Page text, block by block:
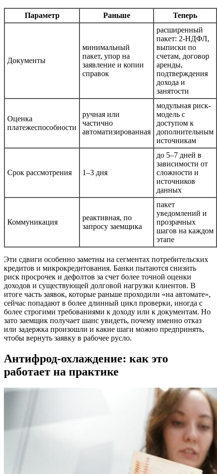
Параметр Раньше Теперь
Документы
минимальный
пакет, упор на
заявление и копии
справок
расширенный
пакет: 2-НДФЛ,
выписки по
счетам, договор
аренды,
подтверждения
дохода и
занятости
Оценка
платежеспособности
ручная или
частично
автоматизированная
модульная риск-
модель с
доступом к
дополнительным
источникам
Срок рассмотрения 1–3 дня
до 5–7 дней в
зависимости от
сложности и
источников
данных
Коммуникация
реактивная, по
запросу заемщика
пакет
уведомлений и
прозрачных
шагов на каждом
этапе
Эти сдвиги особенно заметны на сегментах потребительских
кредитов и микрокредитования. Банки пытаются снизить
риск просрочек и дефолтов за счет более точной оценки
доходов и существующей долговой нагрузки клиентов. В
итоге часть заявок, которые раньше проходили «на автомате»,
сейчас попадают в более длинный цикл проверки, иногда с
более строгими требованиями к доходу или к документам. Но
зато заемщик получает шанс увидеть, почему именно отказ
или задержка произошли и какие шаги можно предпринять,
чтобы вернуть заявку в рабочее русло.
Антифрод-охлаждение: как это
работает на практике